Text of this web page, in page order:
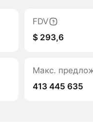
FDV
$ 293,6
Макс.
413 445 635